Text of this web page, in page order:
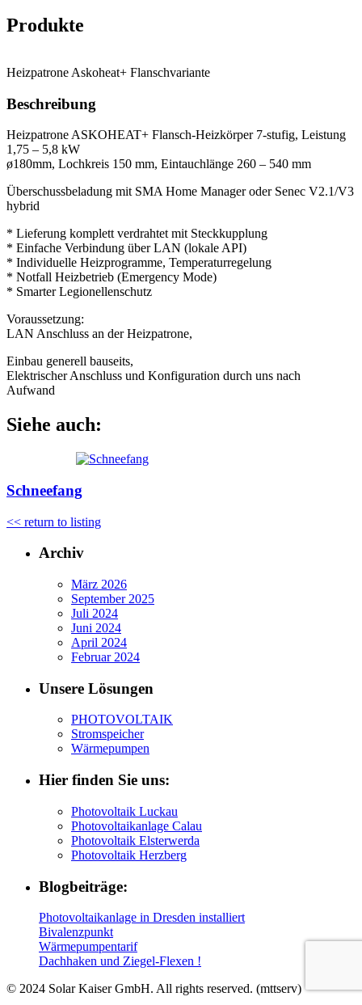
Produkte
Heizpatrone Askoheat+ Flanschvariante
Beschreibung
Heizpatrone ASKOHEAT+ Flansch-Heizkörper 7-stufig, Leistung
1,75 – 5,8 kW
ø180mm, Lochkreis 150 mm, Eintauchlänge 260 – 540 mm
Überschussbeladung mit SMA Home Manager oder Senec V2.1/V3
hybrid
* Lieferung komplett verdrahtet mit Steckkupplung
* Einfache Verbindung über LAN (lokale API)
* Individuelle Heizprogramme, Temperaturregelung
* Notfall Heizbetrieb (Emergency Mode)
* Smarter Legionellenschutz
Voraussetzung:
LAN Anschluss an der Heizpatrone,
Einbau generell bauseits,
Elektrischer Anschluss und Konfiguration durch uns nach
Aufwand
Siehe auch:
Schneefang
<< return to listing
Archiv
März 2026
September 2025
Juli 2024
Juni 2024
April 2024
Februar 2024
Unsere Lösungen
PHOTOVOLTAIK
Stromspeicher
Wärmepumpen
Hier finden Sie uns:
Photovoltaik Luckau
Photovoltaikanlage Calau
Photovoltaik Elsterwerda
Photovoltaik Herzberg
Blogbeiträge:
Photovoltaikanlage in Dresden installiert
Bivalenzpunkt
Wärmepumpentarif
Dachhaken und Ziegel-Flexen !
© 2024 Solar Kaiser GmbH. All rights reserved. (mttserv)